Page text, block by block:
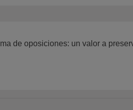
de oposiciones: un valor a